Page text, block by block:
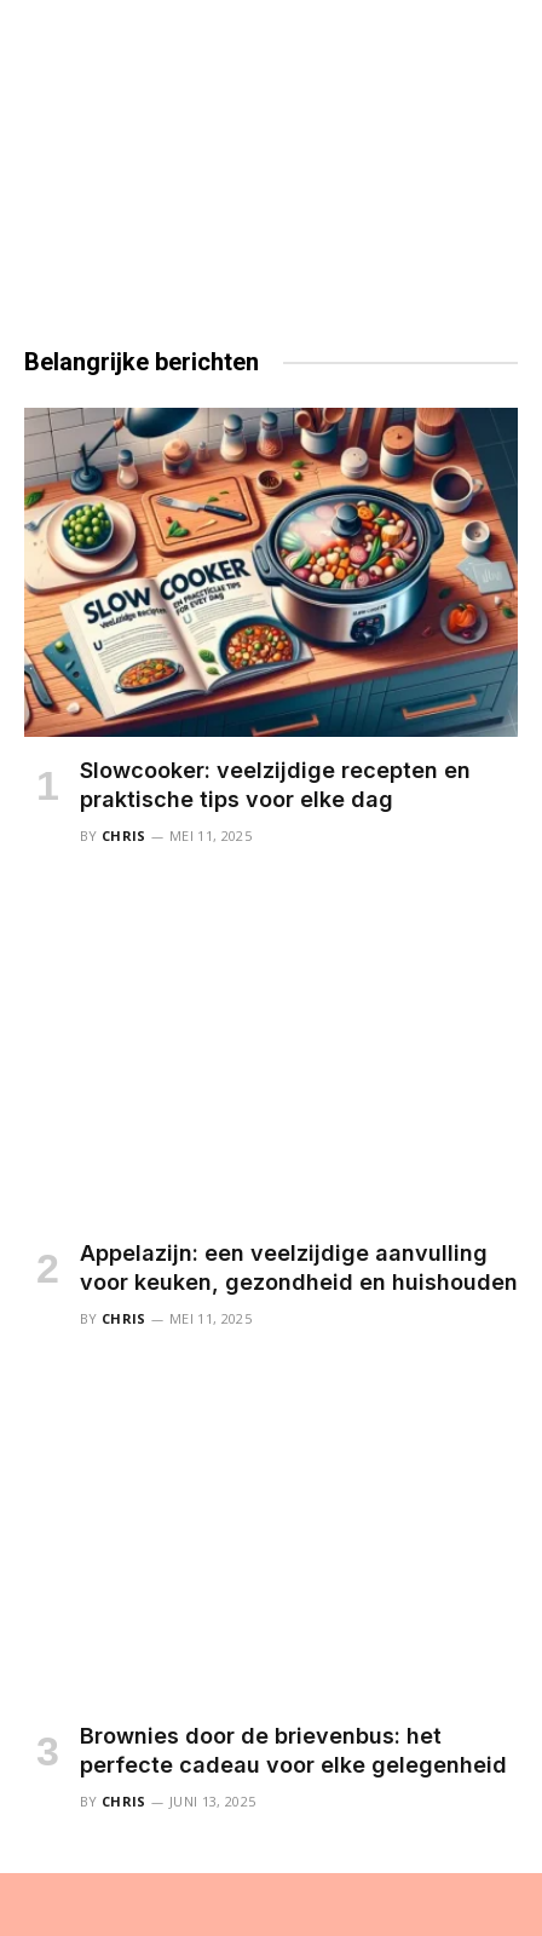
Belangrijke berichten
Slowcooker: veelzijdige recepten en
praktische tips voor elke dag
BY CHRIS MEI 11, 2025
Appelazijn: een veelzijdige aanvulling
voor keuken, gezondheid en huishouden
BY CHRIS MEI 11, 2025
Brownies door de brievenbus: het
perfecte cadeau voor elke gelegenheid
BY CHRIS JUNI 13, 2025